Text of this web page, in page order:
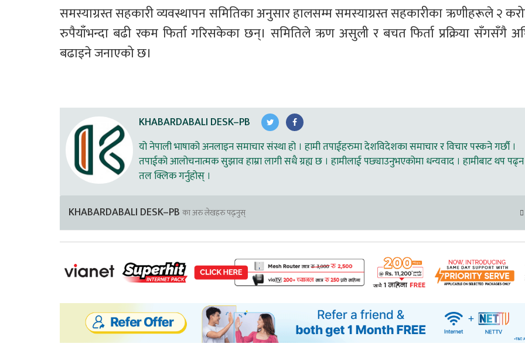
समस्याग्रस्त सहकारी व्यवस्थापन समितिका अनुसार हालसम्म समस्याग्रस्त सहकारीका ऋणीहरूले २
रुपैयाँभन्दा बढी रकम फिर्ता गरिसकेका छन्। समितिले ऋण असुली र बचत फिर्ता प्रक्रिया सँगसँगै
बढाइने जनाएको छ।
KHABARDABALI DESK–PB
यो नेपाली भाषाको अनलाइन समाचार संस्था हो । हामी तपाईहरुमा देशविदेशका समाचार र विचार पस्कने गर्छौ ।
तपाईको आलोचनात्मक सुझाव हाम्रा लागी सधै ग्रह्य छ । हामीलाई पछ्याउनुभएकोमा धन्यवाद । हामीबाट थप पढ्न
तल क्लिक गर्नुहोस् ।
KHABARDABALI DESK–PB का अरु लेखहरु पढ्नुस्